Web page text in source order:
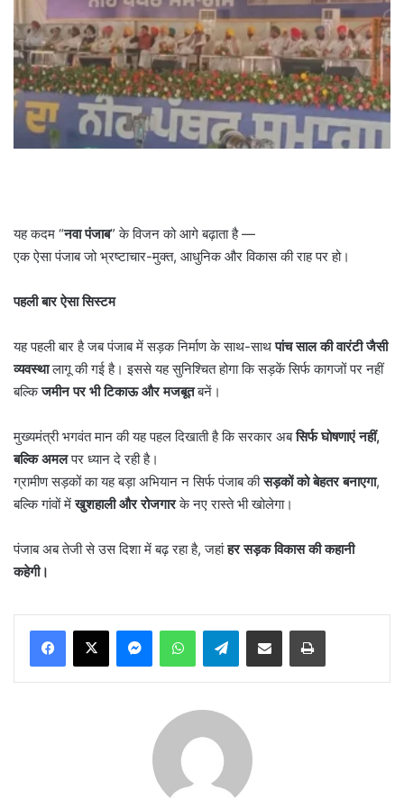
यह कदम “नवा पंजाब” के विजन को आगे बढ़ाता है —
एक ऐसा पंजाब जो भ्रष्टाचार-मुक्त, आधुनिक और विकास की राह पर हो।
पहली बार ऐसा सिस्टम
यह पहली बार है जब पंजाब में सड़क निर्माण के साथ-साथपांच साल की वारंटी जैसी
व्यवस्थालागू की गई है। इससे यह सुनिश्चित होगा कि सड़कें सिर्फ कागजों पर नहीं
बल्किजमीन पर भी टिकाऊ और मजबूतबनें।
मुख्यमंत्री भगवंत मान की यह पहल दिखाती है कि सरकार अबसिर्फ घोषणाएं नहीं,
बल्कि अमलपर ध्यान दे रही है।
ग्रामीण सड़कों का यह बड़ा अभियान न सिर्फ पंजाब कीसड़कों को बेहतर बनाएगा,
बल्कि गांवों मेंखुशहाली और रोजगारके नए रास्ते भी खोलेगा।
पंजाब अब तेजी से उस दिशा में बढ़ रहा है, जहांहर सड़क विकास की कहानी
कहेगी।
MessengerWhatsAppTelegramShare via Email Print